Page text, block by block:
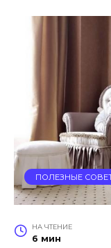
ПОЛЕЗНЫЕ
НА ЧТЕНИЕ
6 мин